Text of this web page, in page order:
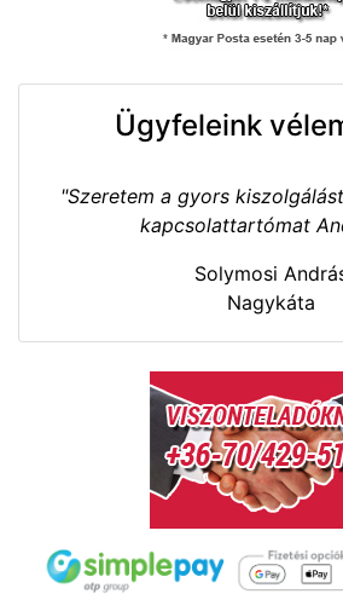
Ügyfeleink
"Szeretem a gyors
kapcsolattartómat
Solymosi
Nagykáta